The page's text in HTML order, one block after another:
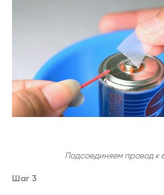
Подсоединяем провод к
Шаг 3